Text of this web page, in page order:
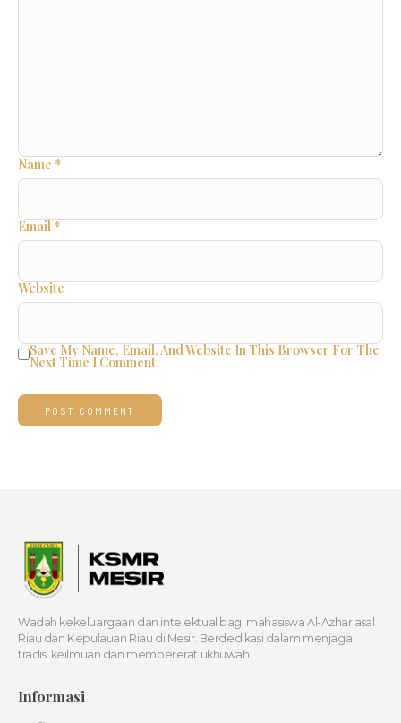
Name *
Email*
Website
Save My Name, Email, And Website In This Browser For The
Next Time I Comment.
Wadah kekeluargaan dan intelektual bagi mahasiswa Al-Azhar asal
Riau dan Kepulauan Riau di Mesir. Berdedikasi dalam menjaga
tradisi keilmuan dan mempererat ukhuwah
Informasi